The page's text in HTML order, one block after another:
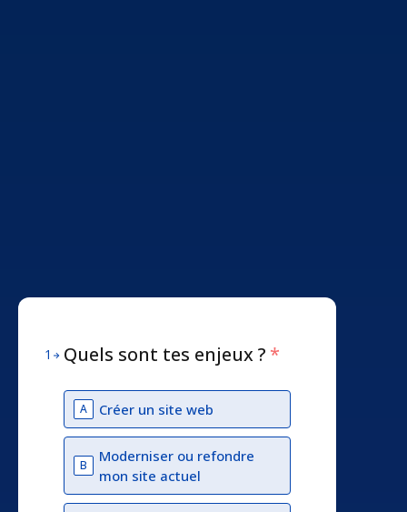
1 Quels sont tes enjeux ? *
A Créer un site web
B
Moderniser ou refondre
mon site actuel